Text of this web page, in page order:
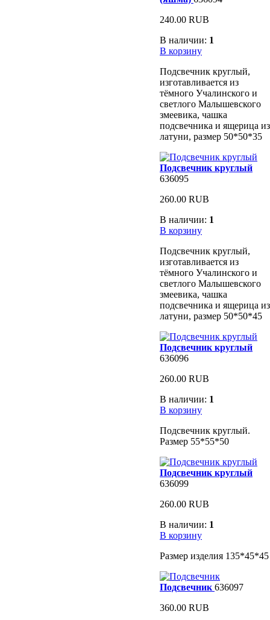
240.00 RUB
В наличии: 1
В корзину
Подсвечник круглый,
изготавливается из
тёмного Учалинского и
светлого Малышевского
змеевика, чашка
подсвечника и ящерица из
латуни, размер 50*50*35
Подсвечник круглый
636095
260.00 RUB
В наличии: 1
В корзину
Подсвечник круглый,
изготавливается из
тёмного Учалинского и
светлого Малышевского
змеевика, чашка
подсвечника и ящерица из
латуни, размер 50*50*45
Подсвечник круглый
636096
260.00 RUB
В наличии: 1
В корзину
Подсвечник круглый.
Размер 55*55*50
Подсвечник круглый
636099
260.00 RUB
В наличии: 1
В корзину
Размер изделия 135*45*45
Подсвечник 636097
360.00 RUB